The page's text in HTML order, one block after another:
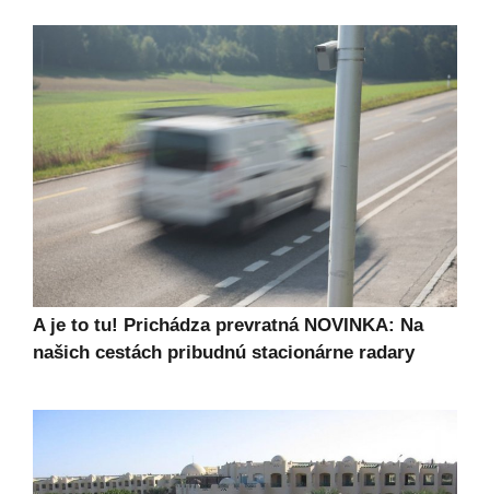
A je to tu! Prichádza prevratná NOVINKA: Na
našich cestách pribudnú stacionárne radary